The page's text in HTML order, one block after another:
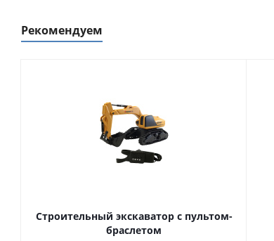
Рекомендуем
Строительный экскаватор с пультом-
браслетом